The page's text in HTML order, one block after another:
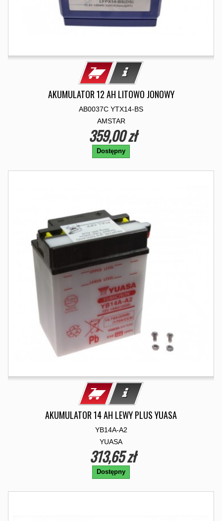
AKUMULATOR 12 AH LITOWO JONOWY
AB0037C YTX14-BS
AMSTAR
359,00 zł
Dostępny
AKUMULATOR 14 AH LEWY PLUS YUASA
YB14A-A2
YUASA
313,65 zł
Dostępny